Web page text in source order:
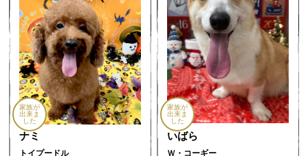
家族が
出来ま
した
ナミ
トイプードル
家族が
出来ま
した
いばら
Ｗ・コーギー